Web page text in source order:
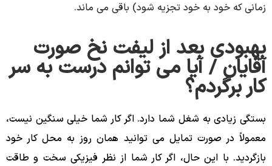
زمانی که خود به خود تجزیه شود) باقی می ماند.
بهبودی بعد از لیفت نخ صورت
آقایان / آیا می توانم درست به سر
کار برگردم؟
بستگی زیادی به شغل شما دارد. اگر کار شما خیلی سنگین نیست،
معمولاً در صورت تمایل می توانید همان روز به محل کار خود
بازگردید. با این حال، اگر کار شما از نظر فیزیکی سخت و طاقت